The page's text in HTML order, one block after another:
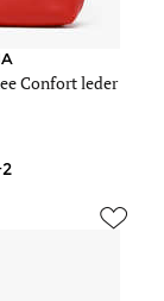
Confort leder